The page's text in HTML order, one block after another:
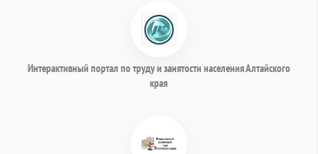
Интерактивный портал по труду и занятости населения Алтайского
края